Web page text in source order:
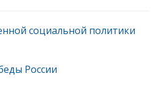
социальной политики
России